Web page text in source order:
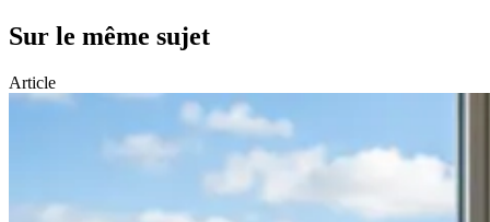
Sur le même sujet
Article